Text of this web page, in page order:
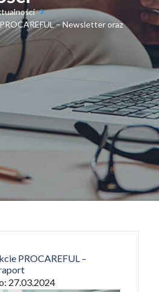
– Newsletter oraz
PROCAREFUL –
27.03.2024